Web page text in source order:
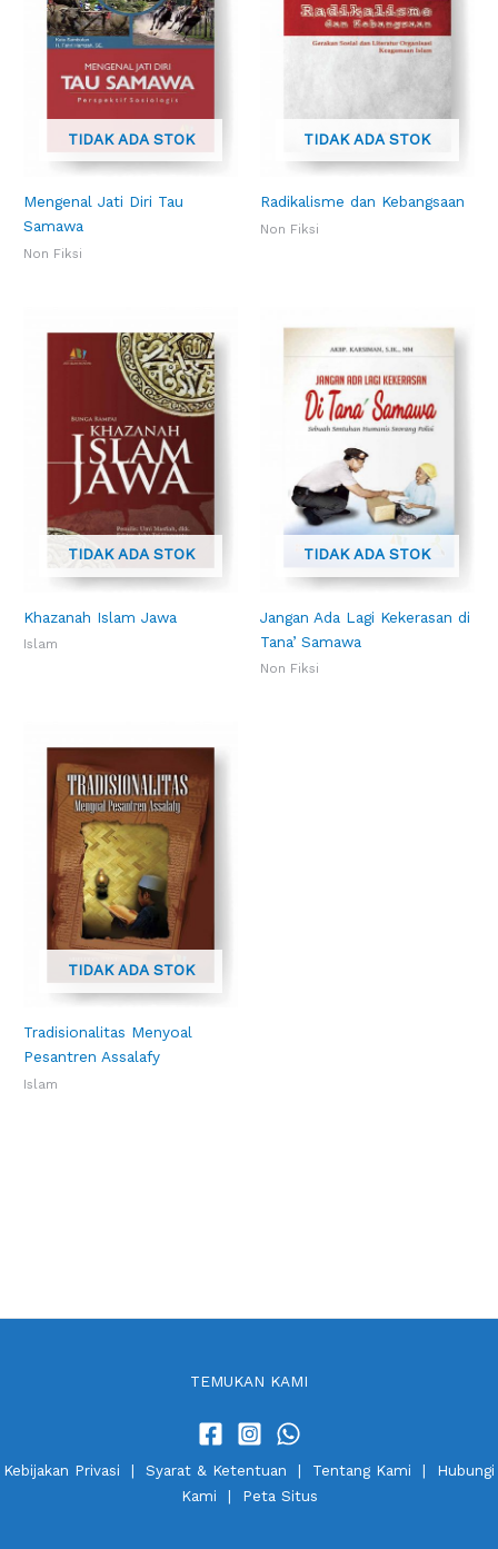
TIDAK ADA STOK
Mengenal Jati Diri Tau
Samawa
Non Fiksi
TIDAK ADA STOK
Radikalisme dan Kebangsaan
Non Fiksi
TIDAK ADA STOK
Khazanah Islam Jawa
Islam
TIDAK ADA STOK
Jangan Ada Lagi Kekerasan di
Tana’ Samawa
Non Fiksi
TIDAK ADA STOK
Tradisionalitas Menyoal
Pesantren Assalafy
Islam
TEMUKAN KAMI
Kebijakan Privasi Syarat & Ketentuan Tentang Kami
Hubungi
Kami
Peta Situs